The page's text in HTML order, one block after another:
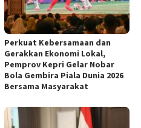
Perkuat Kebersamaan dan
Gerakkan Ekonomi Lokal,
Pemprov Kepri Gelar Nobar
Bola Gembira Piala Dunia 2026
Bersama Masyarakat